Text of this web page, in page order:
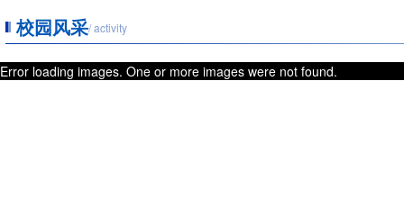
校园风采/ activity
Error loading images. One or more images were not found.